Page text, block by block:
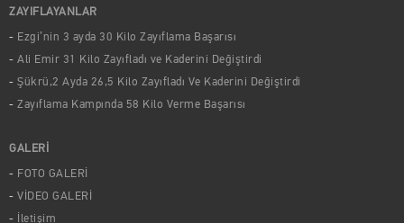
ZAYIFLAYANLAR
Ezgi’nin 3 ayda 30 Kilo Zayıflama Başarısı
Ali Emir 31 Kilo Zayıfladı ve Kaderini Değiştirdi
Şükrü,2 Ayda 26,5 Kilo Zayıfladı Ve Kaderini Değiştirdi
Zayıflama Kampında 58 Kilo Verme Başarısı
GALERİ
FOTO GALERİ
VİDEO GALERİ
İletişim